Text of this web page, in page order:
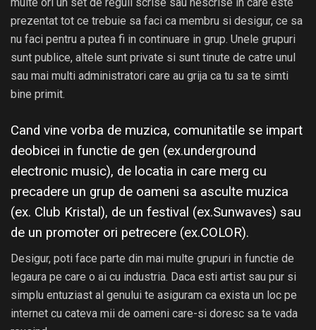
multe ori un set de reguli scrise sau nescrise in care este
prezentat tot ce trebuie sa faci ca membru si desigur, ce sa
nu faci pentru a putea fi in continuare in grup. Unele grupuri
sunt publice, altele sunt private si sunt tinute de catre unul
sau mai multi administratori care au grija ca tu sa te simti
bine primit.
Cand vine vorba de muzica, comunitatile se impart
deobicei in functie de gen (ex.underground
electronic music), de locatia in care merg cu
precadere un grup de oameni sa asculte muzica
(ex. Club Kristal), de un festival (ex.Sunwaves) sau
de un promoter ori petrecere (ex.COLOR).
Desigur, poti face parte din mai multe grupuri in functie de
legaura pe care o ai cu industria. Daca esti artist sau pur si
simplu entuziast al genului te asiguram ca exista un loc pe
internet cu cateva mii de oameni care-si doresc sa te vada